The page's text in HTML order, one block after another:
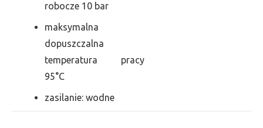
robocze 10 bar
maksymalna
dopuszczalna
temperatura pracy
95°C
zasilanie: wodne